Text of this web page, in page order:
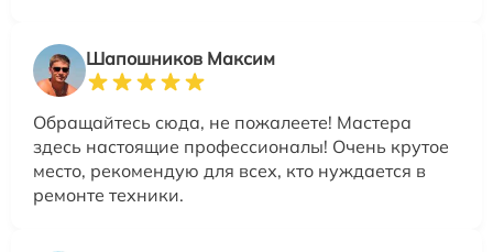
Шапошников Максим
Обращайтесь сюда, не пожалеете! Мастера
здесь настоящие профессионалы! Очень крутое
место, рекомендую для всех, кто нуждается в
ремонте техники.